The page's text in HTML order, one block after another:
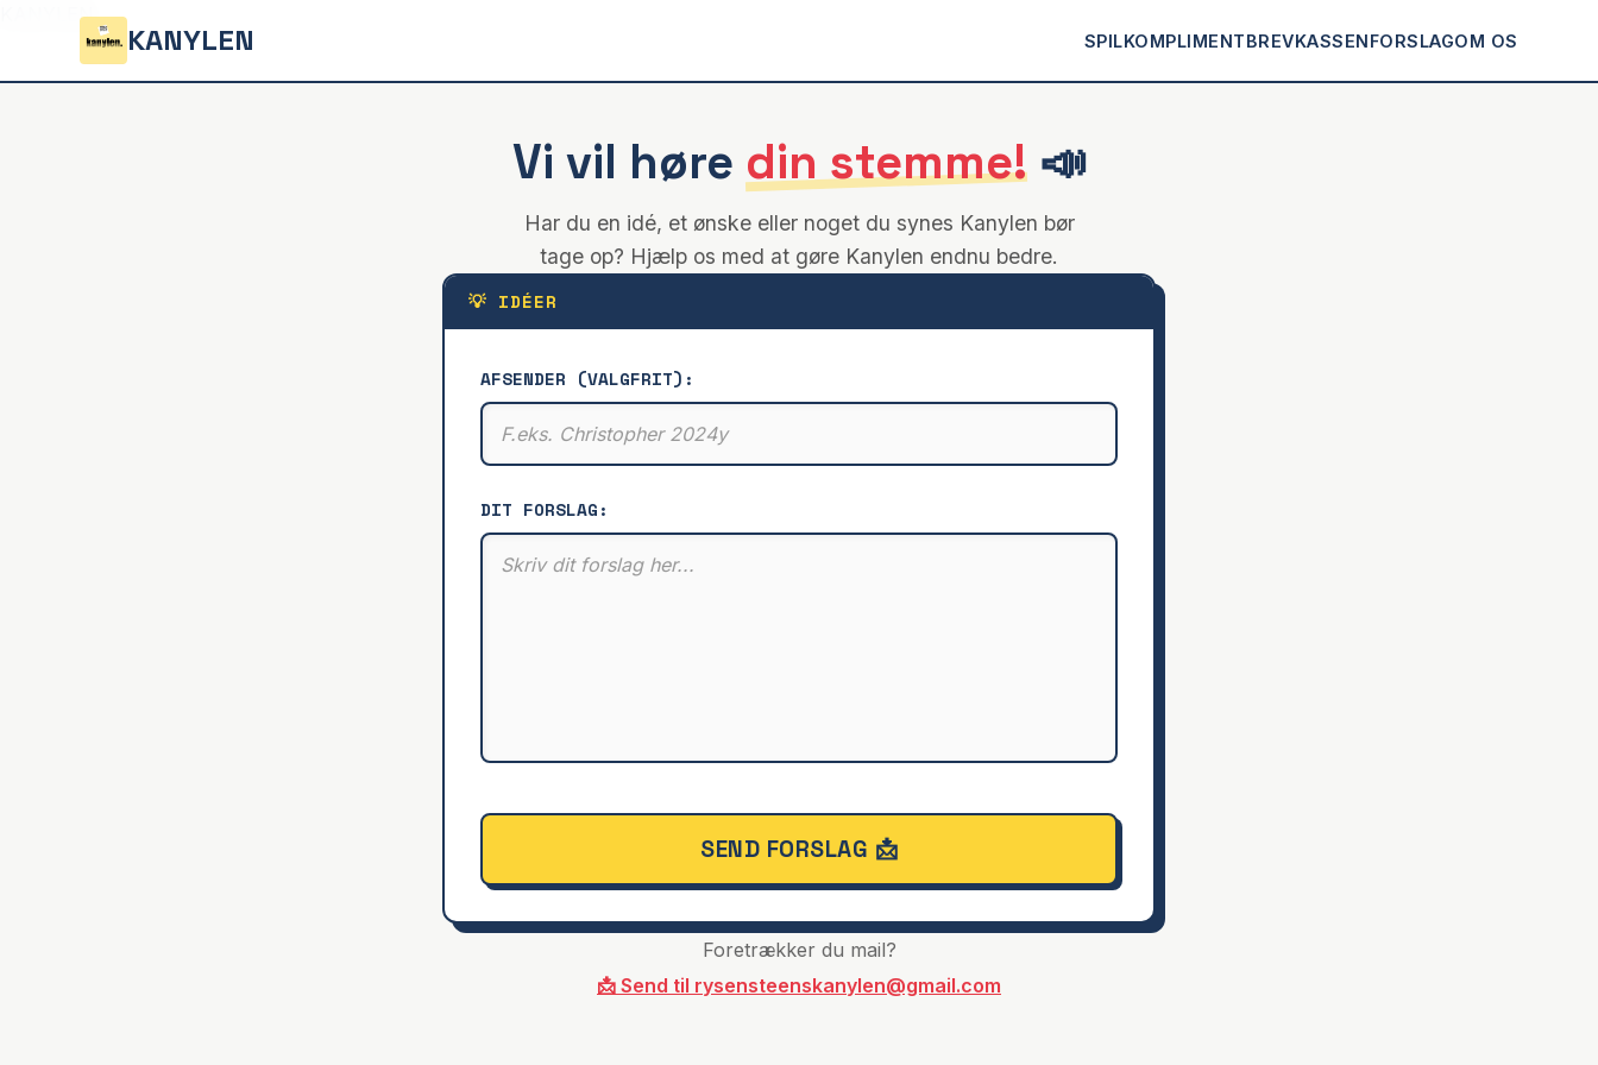
KANYLEN SPILKOMPLIMENTBREVKASSENFORSLAGOM OS
KANYLEN
Vi vil høre din stemme!📣
Har du en idé, et ønske eller noget du synes Kanylen bør
tage op? Hjælp os med at gøre Kanylen endnu bedre.
💡 IDÉER
AFSENDER (VALGFRIT):
DIT FORSLAG:
SEND FORSLAG 📩
Foretrækker du mail?
📩 Send til rysensteenskanylen@gmail.com